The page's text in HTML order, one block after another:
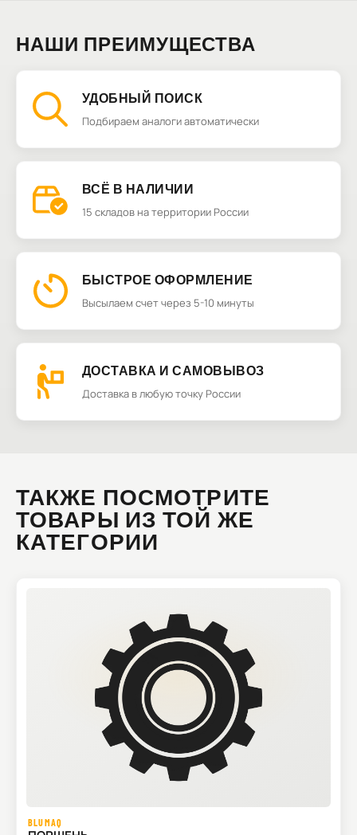
НАШИ ПРЕИМУЩЕСТВА
УДОБНЫЙ ПОИСК
Подбираем аналоги автоматически
ВСЁ В НАЛИЧИИ
15 складов на территории России
БЫСТРОЕ ОФОРМЛЕНИЕ
Высылаем счет через 5-10 минуты
ДОСТАВКА И САМОВЫВОЗ
Доставка в любую точку России
ТАКЖЕ ПОСМОТРИТЕ
ТОВАРЫ ИЗ ТОЙ ЖЕ
КАТЕГОРИИ
BLUMAQ